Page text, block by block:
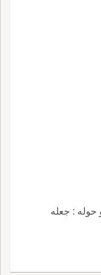
حوله : جعله